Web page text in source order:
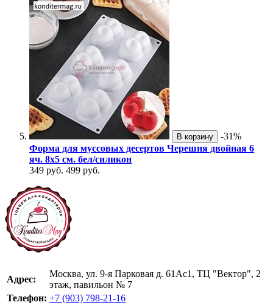
В корзину
-31%
Форма для муссовых десертов Черешня двойная 6
яч. 8х5 см. бел/силикон
349 руб. 499 руб.
Адрес:
Москва, ул. 9-я Парковая д. 61Ас1, ТЦ "Вектор", 2
этаж, павильон № 7
Телефон: +7 (903) 798-21-16